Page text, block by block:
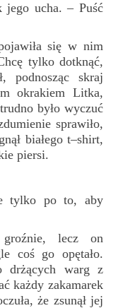
jego ucha. – Puść
się w nim
tylko dotknąć,
podnosząc skraj
okrakiem Litka,
było wyczuć
sprawiło,
białego t–shirt,
piersi.
tylko po to, aby
lecz on
coś go opętało.
drżących warg z
każdy zakamarek
że zsunął jej